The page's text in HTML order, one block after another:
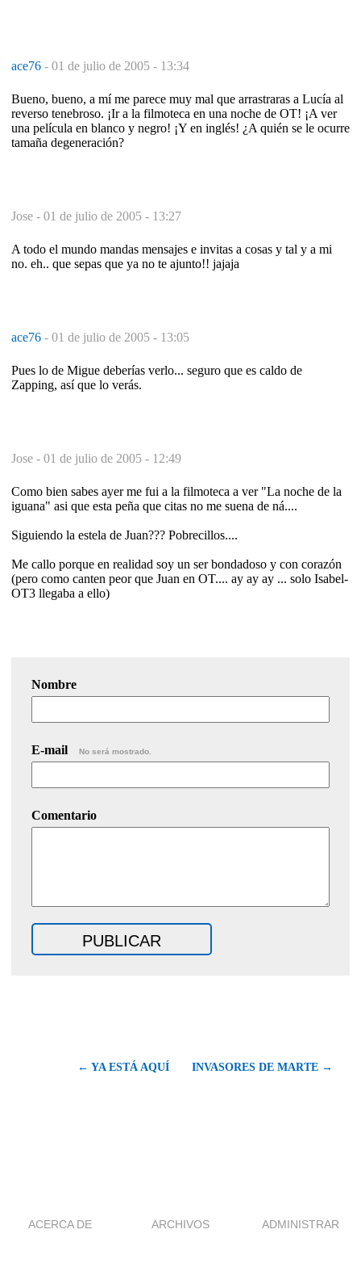
ace76 - 01 de julio de 2005 - 13:34
Bueno, bueno, a mí me parece muy mal que arrastraras a Lucía al
reverso tenebroso. ¡Ir a la filmoteca en una noche de OT! ¡A ver
una película en blanco y negro! ¡Y en inglés! ¿A quién se le ocurre
tamaña degeneración?
Jose - 01 de julio de 2005 - 13:27
A todo el mundo mandas mensajes e invitas a cosas y tal y a mi
no. eh.. que sepas que ya no te ajunto!! jajaja
ace76 - 01 de julio de 2005 - 13:05
Pues lo de Migue deberías verlo... seguro que es caldo de
Zapping, así que lo verás.
Jose - 01 de julio de 2005 - 12:49
Como bien sabes ayer me fui a la filmoteca a ver "La noche de la
iguana" asi que esta peña que citas no me suena de ná....
Siguiendo la estela de Juan??? Pobrecillos....
Me callo porque en realidad soy un ser bondadoso y con corazón
(pero como canten peor que Juan en OT.... ay ay ay ... solo Isabel-
OT3 llegaba a ello)
Nombre
E-mail No será mostrado.
Comentario
← YA ESTÁ AQUÍ INVASORES DE MARTE →
ACERCA DE ARCHIVOS ADMINISTRAR